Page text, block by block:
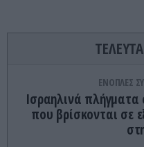
ΕΝΟΠΛΕΣ
Ισραηλινά
που βρίσκονται σε